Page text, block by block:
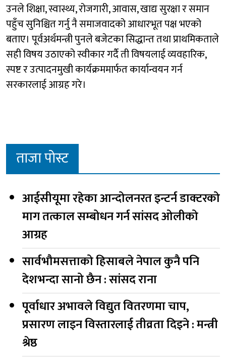
उनले शिक्षा, स्वास्थ्य, रोजगारी, आवास, खाद्य सुरक्षा र समान
पहुँच सुनिश्चित गर्नु नै समाजवादको आधारभूत पक्ष भएको
बताए। पूर्वअर्थमन्त्री पुनले बजेटका सिद्धान्त तथा प्राथमिकताले
सही विषय उठाएको स्वीकार गर्दै ती विषयलाई व्यवहारिक,
स्पष्ट र उत्पादनमुखी कार्यक्रममार्फत कार्यान्वयन गर्न
सरकारलाई आग्रह गरे।
ताजा पोस्ट
आईसीयूमा रहेका आन्दोलनरत इन्टर्न डाक्टरको
माग तत्काल सम्बोधन गर्न सांसद ओलीको
आग्रह
सार्वभौमसत्ताको हिसाबले नेपाल कुनै पनि
देशभन्दा सानो छैन : सांसद राना
पूर्वाधार अभावले विद्युत वितरणमा चाप,
प्रसारण लाइन विस्तारलाई तीव्रता दिइने : मन्त्री
श्रेष्ठ